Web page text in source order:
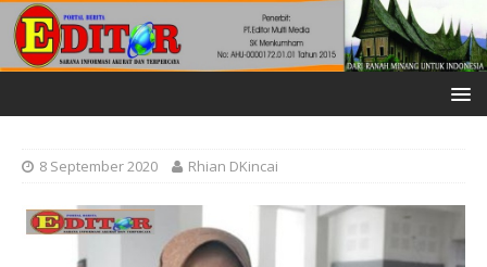
8 September 2020 Rhian DKincai